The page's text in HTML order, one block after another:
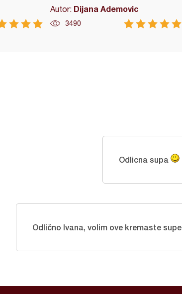
Autor: Dijana Ademovic
3490
Odlicna supa
Odlično Ivana, volim ove kremaste supe